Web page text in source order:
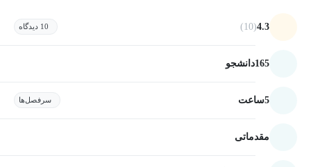
4.3
(10) 10 دیدگاه
165دانشجو
5ساعت سرفصل‌ها
مقدماتی